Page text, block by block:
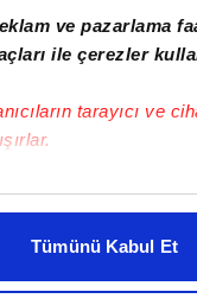
ve pazarlama
ile çerezler
tarayıcı ve
halinde
yaşatabiliriz.
daha iyi bir reklam
Tümünü Kabul Et
değil ama
Bunun
taraftar. Kulübün
var" yanıtını verdi.
HABER
sebebinin para
benim
Bunun için